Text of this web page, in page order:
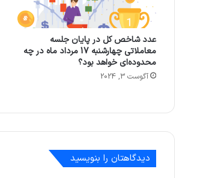
عدد شاخص کل در پایان جلسه
معاملاتی چهارشنبه 17 مرداد ماه در چه
محدوده‌ای خواهد بود؟
آگوست 3, 2024
دیدگاهتان را بنویسید